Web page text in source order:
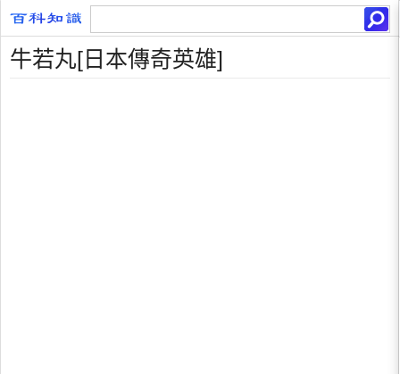
牛若丸[日本傳奇英雄]